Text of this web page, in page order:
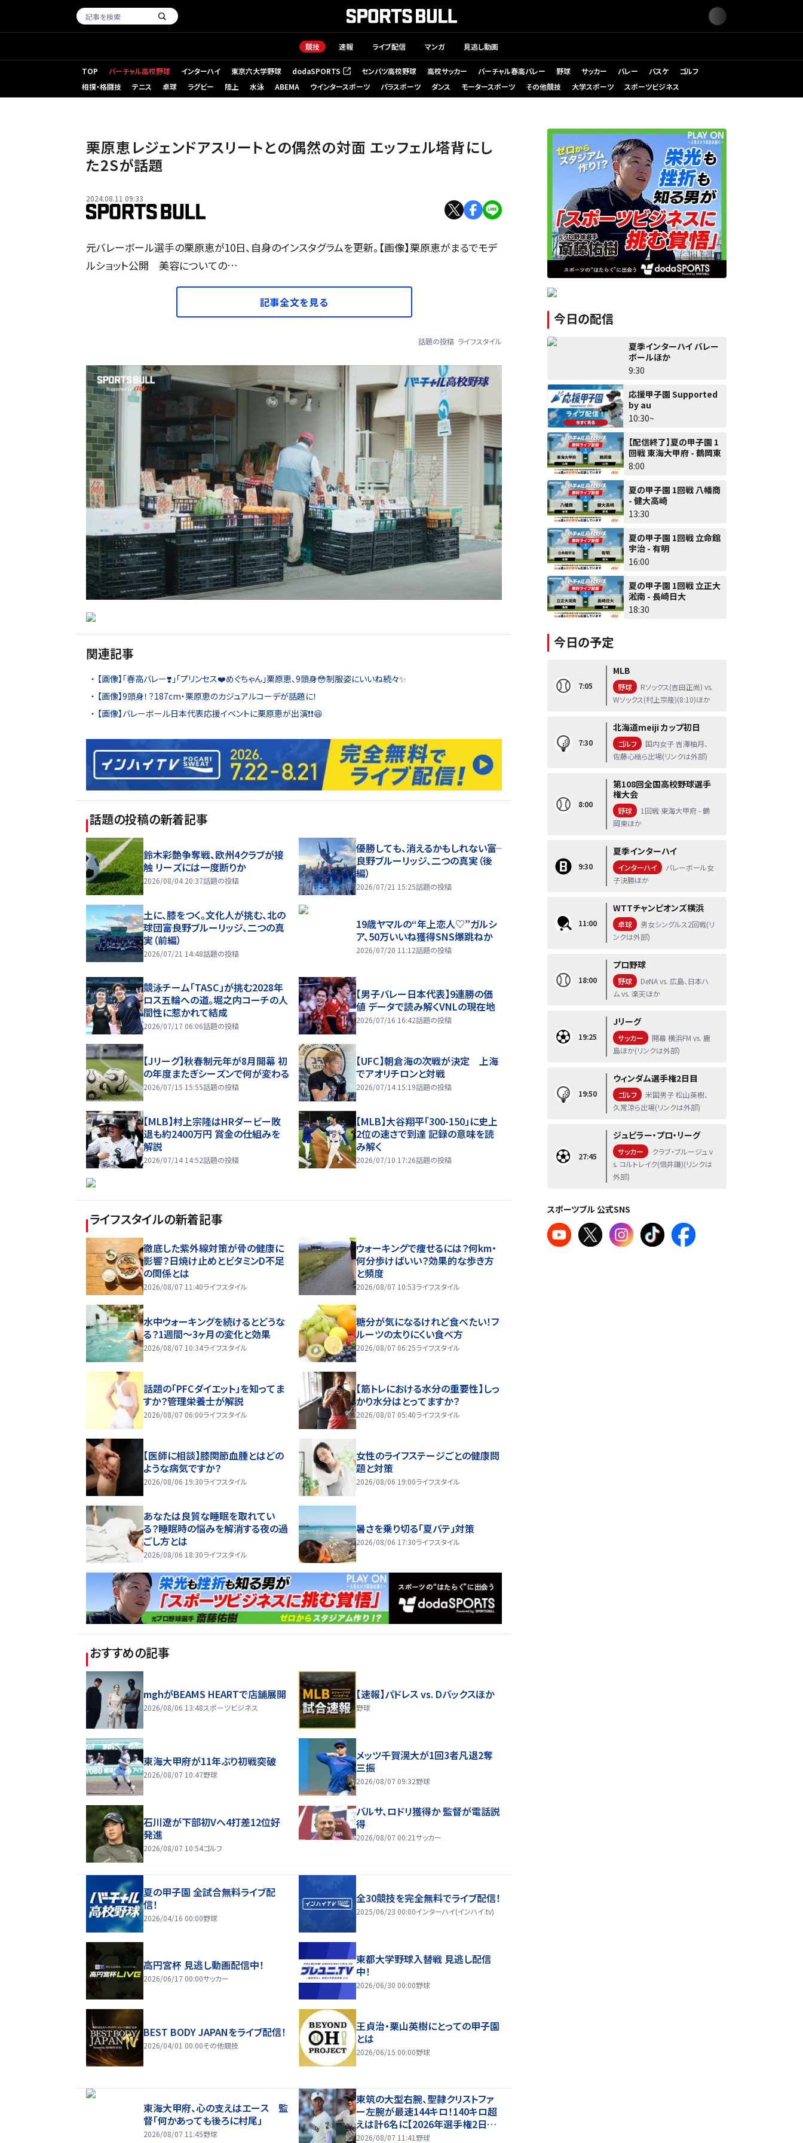
競技 速報 ライブ配信 マンガ 見逃し動画
TOP バーチャル高校野球 インターハイ 東京六大学野球 dodaSPORTS
（新しいタブで開く） センバツ高校野球 高校サッカー バーチャル春高バレー 野球 サッカー バレー バスケ
ゴルフ
相撲・格闘技
テニス 卓球 ラグビー 陸上 水泳 ABEMA ウインタースポーツ パラスポーツ ダンス モータースポーツ その他競技 大学スポーツ スポーツビジネス
栗原恵レジェンドアスリートとの偶然の対面 エッフェル塔背にし
た2Sが話題
2024.08.11 09:33
元バレーボール選手の栗原恵が10日、自身のインスタグラムを更新。【画像】栗原恵がまるでモデ
ルショット公開 美容についての…
記事全文を見る
話題の投稿 ライフスタイル
関連記事
【画像】「春高バレー❣️」「プリンセス❤️めぐちゃん」栗原恵、9頭身😳制服姿にいいね続々✨
【画像】9頭身！？187cm・栗原恵のカジュアルコーデが話題に！
【画像】バレーボール日本代表応援イベントに栗原恵が出演❗️❗️😆
話題の投稿の新着記事
鈴木彩艶争奪戦、欧州4クラブが接
触 リーズには一度断りか
2026/08/04 20:37話題の投稿
優勝しても、消えるかもしれない――富
良野ブルーリッジ、二つの真実（後
編）
2026/07/21 15:25話題の投稿
土に、膝をつく。文化人が挑む、北の
球団――富良野ブルーリッジ、二つの真
実（前編）
2026/07/21 14:48話題の投稿
19歳ヤマルの“年上恋人♡”ガルシ
ア、50万いいね獲得SNS爆跳ねか
2026/07/20 11:12話題の投稿
競泳チーム「TASC」が挑む2028年
ロス五輪への道。堀之内コーチの人
間性に惹かれて結成
2026/07/17 06:06話題の投稿
【男子バレー日本代表】9連勝の価
値 データで読み解くVNLの現在地
2026/07/16 16:42話題の投稿
【Jリーグ】秋春制元年が8月開幕 初
の年度またぎシーズンで何が変わる
2026/07/15 15:55話題の投稿
【UFC】朝倉海の次戦が決定 上海
でアオリチロンと対戦
2026/07/14 15:19話題の投稿
【MLB】村上宗隆はHRダービー敗
退も約2400万円 賞金の仕組みを
解説
2026/07/14 14:52話題の投稿
【MLB】大谷翔平「300-150」に史上
2位の速さで到達 記録の意味を読
み解く
2026/07/10 17:26話題の投稿
ライフスタイルの新着記事
徹底した紫外線対策が骨の健康に
影響？日焼け止めとビタミンD不足
の関係とは
2026/08/07 11:40ライフスタイル
ウォーキングで痩せるには？何km・
何分歩けばいい？効果的な歩き方
と頻度
2026/08/07 10:53ライフスタイル
水中ウォーキングを続けるとどうな
る？1週間～3ヶ月の変化と効果
2026/08/07 10:34ライフスタイル
糖分が気になるけれど食べたい！フ
ルーツの太りにくい食べ方
2026/08/07 06:25ライフスタイル
話題の「PFCダイエット」を知ってま
すか？管理栄養士が解説
2026/08/07 06:00ライフスタイル
【筋トレにおける水分の重要性】しっ
かり水分はとってますか？
2026/08/07 05:40ライフスタイル
【医師に相談】膝関節血腫とはどの
ような病気ですか？
2026/08/06 19:30ライフスタイル
女性のライフステージごとの健康問
題と対策
2026/08/06 19:00ライフスタイル
あなたは良質な睡眠を取れてい
る？睡眠時の悩みを解消する夜の過
ごし方とは
2026/08/06 18:30ライフスタイル
暑さを乗り切る「夏バテ」対策
2026/08/06 17:30ライフスタイル
おすすめの記事
mghがBEAMS HEARTで店舗展開
2026/08/06 13:48スポーツビジネス
【速報】パドレス vs. Dバックスほか
野球
東海大甲府が11年ぶり初戦突破
2026/08/07 10:47野球
メッツ千賀滉大が1回3者凡退2奪
三振
2026/08/07 09:32野球
石川遼が下部初Vへ4打差12位好
発進
2026/08/07 10:54ゴルフ
バルサ、ロドリ獲得か 監督が電話説
得
2026/08/07 00:21サッカー
夏の甲子園 全試合無料ライブ配
信！
2026/04/16 00:00野球
全30競技を完全無料でライブ配信！
2025/06/23 00:00インターハイ(インハイ.tv)
高円宮杯 見逃し動画配信中！
2026/06/17 00:00サッカー
東都大学野球入替戦 見逃し配信
中！
2026/06/30 00:00野球
BEST BODY JAPANをライブ配信！
2026/04/01 00:00その他競技
王貞治・栗山英樹にとっての甲子園
とは
2026/06/15 00:00野球
東海大甲府、心の支えはエース 監
督「何かあっても後ろに村尾」
2026/08/07 11:45野球
東筑の大型右腕、聖隷クリストファ
ー左腕が最速144キロ！140キロ超
えは計6名に【2026年選手権2日目・
球速一覧】
2026/08/07 11:41 野球
今日の配信
夏季インターハイ バレー
ボールほか
9:30
応援甲子園 Supported
by au
10:30~
【配信終了】夏の甲子園 1
回戦 東海大甲府 - 鶴岡東
8:00
夏の甲子園 1回戦 八幡商
- 健大高崎
13:30
夏の甲子園 1回戦 立命館
宇治 - 有明
16:00
夏の甲子園 1回戦 立正大
淞南 - 長崎日大
18:30
今日の予定
7:05
MLB
野球
Rソックス(吉田正尚) vs.
Wソックス(村上宗隆)(8:10)ほか
7:30
北海道meiji カップ初日
ゴルフ
国内女子 吉澤柚月、
佐藤心結ら出場(リンクは外部)
8:00
第108回全国高校野球選手
権大会
野球
1回戦 東海大甲府 - 鶴
岡東ほか
9:30
夏季インターハイ
インターハイ
バレーボール女
子決勝ほか
11:00
WTTチャンピオンズ横浜
卓球
男女シングルス2回戦(リ
ンクは外部)
18:00
プロ野球
野球
DeNA vs. 広島、日本ハ
ム vs. 楽天ほか
19:25
Jリーグ
サッカー
開幕 横浜FM vs. 鹿
島ほか(リンクは外部)
19:50
ウィンダム選手権2日目
ゴルフ
米国男子 松山英樹、
久常涼ら出場(リンクは外部)
27:45
ジュピラー・プロ・リーグ
サッカー
クラブ・ブルージュ v
s. コルトレイク(倍井謙)(リンクは
外部)
スポーツブル 公式SNS